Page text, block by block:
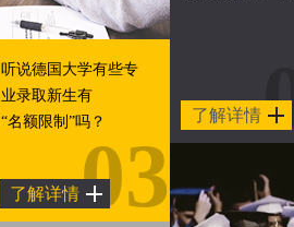
听说德国大学有些专
业录取新生有
“名额限制”吗？
了解详情03
了解详情